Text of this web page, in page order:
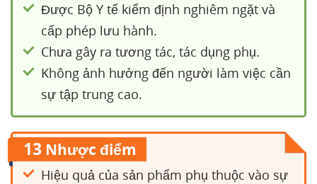
Được Bộ Y tế kiểm định nghiêm ngặt và
cấp phép lưu hành.
Chưa gây ra tương tác, tác dụng phụ.
Không ảnh hưởng đến người làm việc cần
sự tập trung cao.
13 Nhược điểm
Hiệu quả của sản phẩm phụ thuộc vào sự